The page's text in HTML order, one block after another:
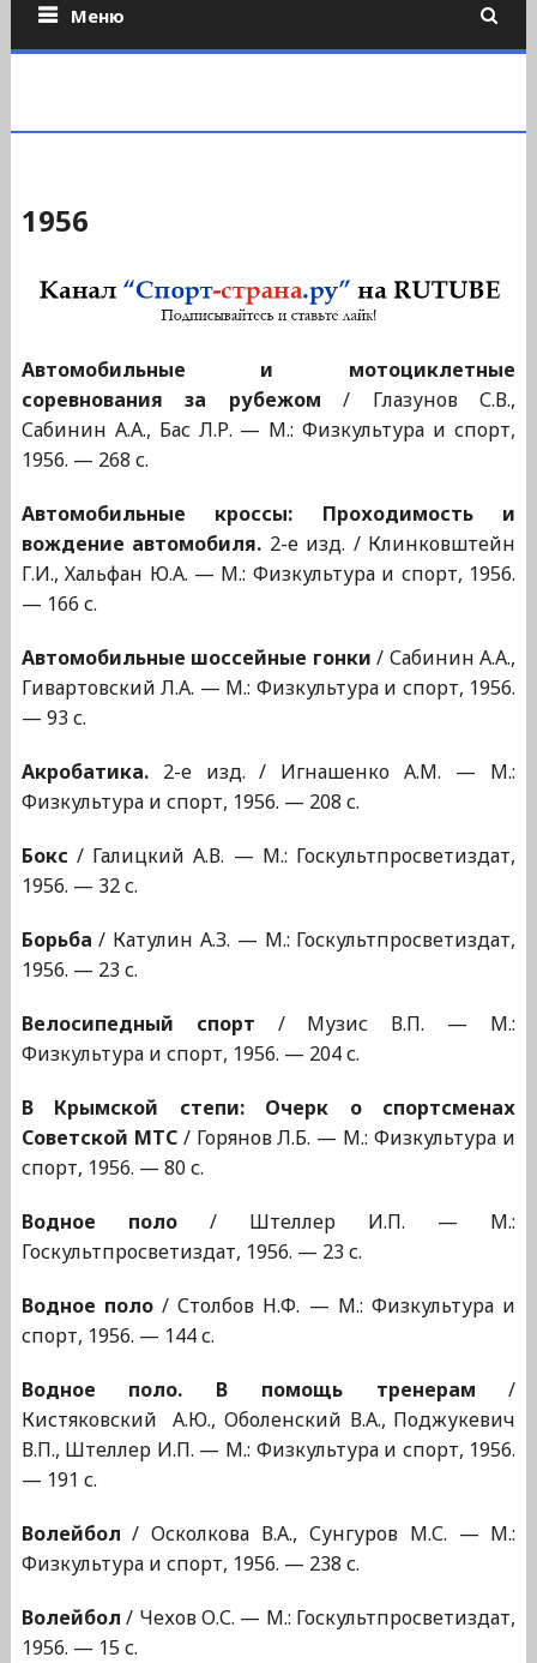
Меню
1956
Автомобильные и мотоциклетные
соревнования за рубежом / Глазунов С.В.,
Сабинин А.А., Бас Л.Р. — М.: Физкультура и спорт,
1956. — 268 с.
Автомобильные кроссы: Проходимость и
вождение автомобиля. 2-е изд. / Клинковштейн
Г.И., Хальфан Ю.А. — М.: Физкультура и спорт, 1956.
— 166 с.
Автомобильные шоссейные гонки / Сабинин А.А.,
Гивартовский Л.А. — М.: Физкультура и спорт, 1956.
— 93 с.
Акробатика.2-е изд. / Игнашенко А.М. — М.:
Физкультура и спорт, 1956. — 208 с.
Бокс/ Галицкий А.В. — М.: Госкультпросветиздат,
1956. — 32 с.
Борьба / Катулин А.З. — М.: Госкультпросветиздат,
1956. — 23 с.
Велосипедный спорт / Музис В.П. — М.:
Физкультура и спорт, 1956. — 204 с.
В Крымской степи: Очерк о спортсменах
Советской МТС/ Горянов Л.Б. — М.: Физкультура и
спорт, 1956. — 80 с.
Водное поло/ Штеллер И.П. — М.:
Госкультпросветиздат, 1956. — 23 с.
Водное поло/ Столбов Н.Ф. — М.: Физкультура и
спорт, 1956. — 144 с.
Водное поло. В помощь тренерам /
Кистяковский А.Ю., Оболенский В.А., Поджукевич
В.П., Штеллер И.П. — М.: Физкультура и спорт, 1956.
— 191 с.
Волейбол / Осколкова В.А., Сунгуров М.С. — М.:
Физкультура и спорт, 1956. — 238 с.
Волейбол / Чехов О.С. — М.: Госкультпросветиздат,
1956. — 15 с.